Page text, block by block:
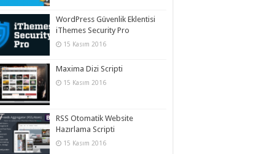
WordPress Güvenlik Eklentisi
iThemes Security Pro
15 Kasım 2016
Maxima Dizi Scripti
15 Kasım 2016
RSS Otomatik Website
Hazırlama Scripti
15 Kasım 2016